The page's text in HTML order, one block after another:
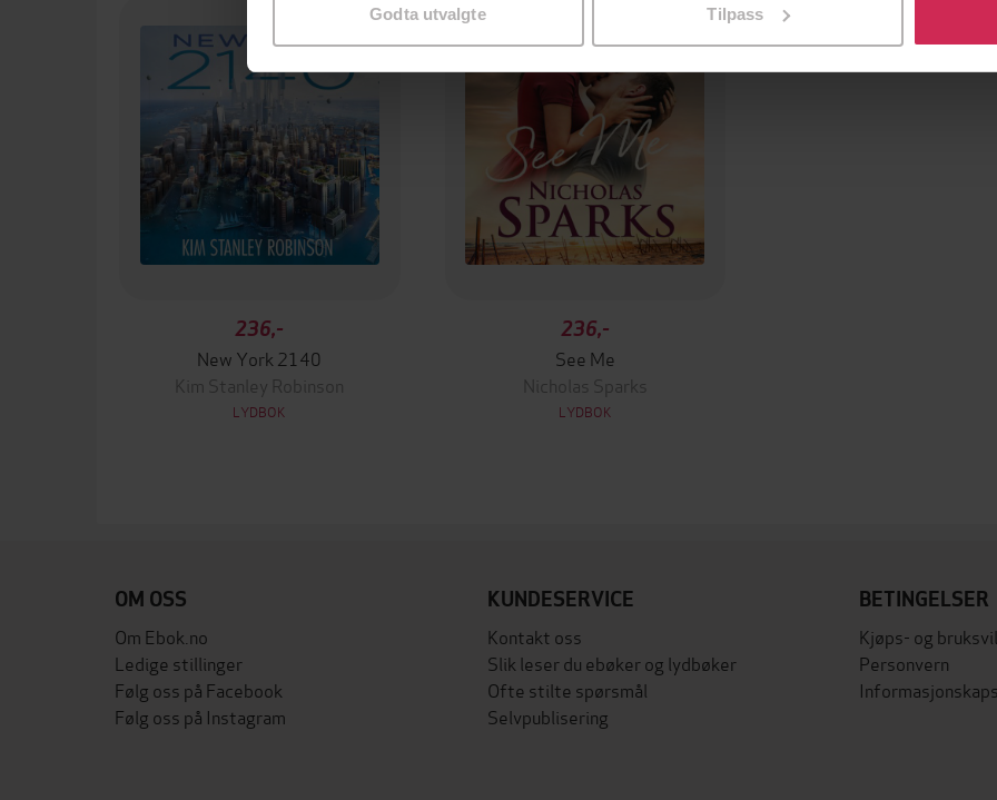
Godta utvalgte Tilpass
236,-
New York 2140
Kim Stanley Robinson
LYDBOK
236,-
See Me
Nicholas Sparks
LYDBOK
OM OSS
Om Ebok.no
Ledige stillinger
Følg oss på Facebook
Følg oss på Instagram
KUNDESERVICE
Kontakt oss
Slik leser du ebøker og lydbøker
Ofte stilte spørsmål
Selvpublisering
BETINGELSER
Kjøps- og
Personvern